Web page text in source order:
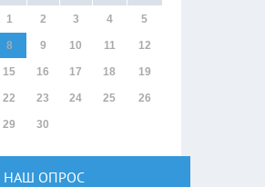
1 2 3 4 5
8 9 10 11 12
15 16 17 18 19
22 23 24 25 26
29 30
НАШ ОПРОС